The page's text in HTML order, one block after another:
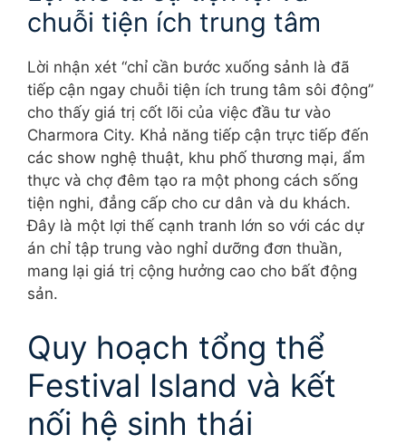
chuỗi tiện ích trung tâm
Lời nhận xét “chỉ cần bước xuống sảnh là đã
tiếp cận ngay chuỗi tiện ích trung tâm sôi động”
cho thấy giá trị cốt lõi của việc đầu tư vào
Charmora City. Khả năng tiếp cận trực tiếp đến
các show nghệ thuật, khu phố thương mại, ẩm
thực và chợ đêm tạo ra một phong cách sống
tiện nghi, đẳng cấp cho cư dân và du khách.
Đây là một lợi thế cạnh tranh lớn so với các dự
án chỉ tập trung vào nghỉ dưỡng đơn thuần,
mang lại giá trị cộng hưởng cao cho bất động
sản.
Quy hoạch tổng thể
Festival Island và kết
nối hệ sinh thái